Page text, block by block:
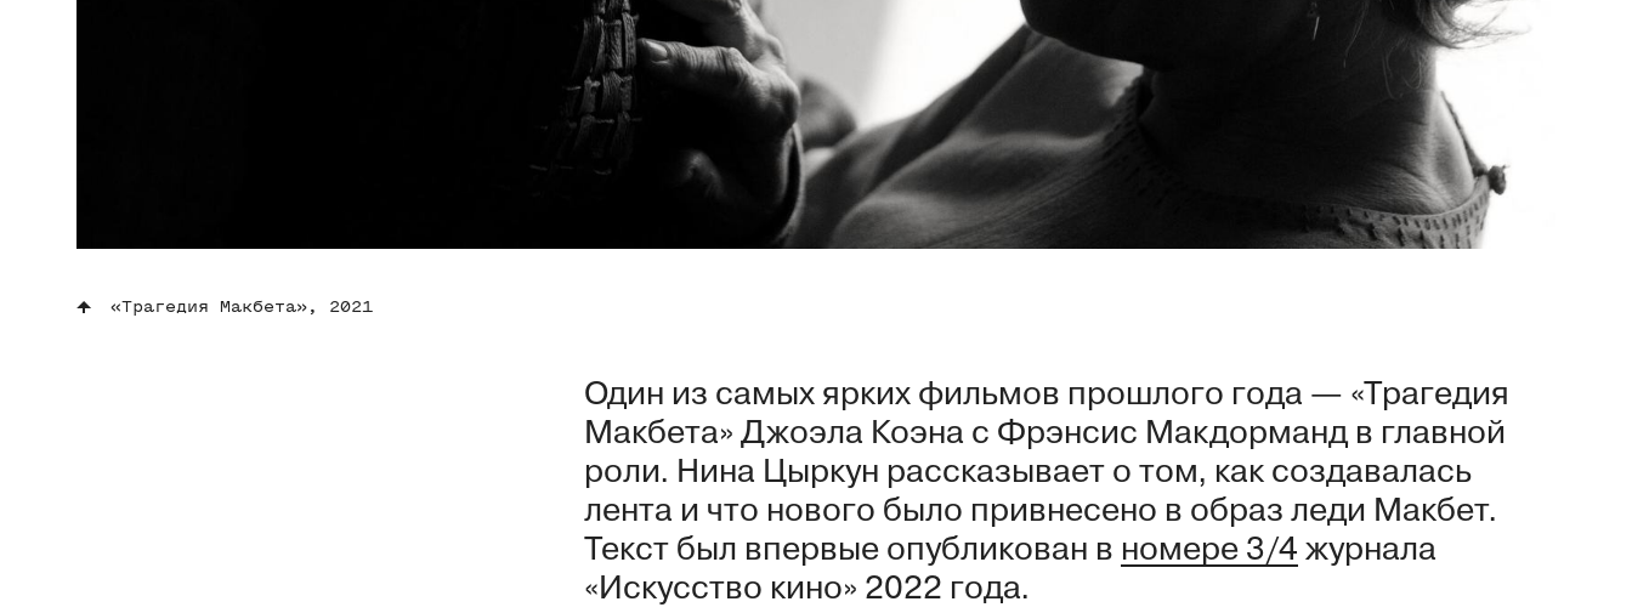
«Трагедия Макбета», 2021
Один из самых ярких фильмов прошлого года — «Трагедия
Макбета» Джоэла Коэна с Фрэнсис Макдорманд в главной
роли. Нина Цыркун рассказывает о том, как создавалась
лента и что нового было привнесено в образ леди Макбет.
Текст был впервые опубликован в номере 3/4журнала
«Искусство кино» 2022 года.